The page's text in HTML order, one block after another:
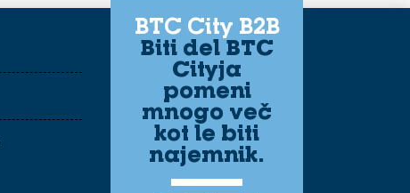
BTC City B2B
Biti del BTC
Cityja
pomeni
mnogo več
kot le biti
najemnik.